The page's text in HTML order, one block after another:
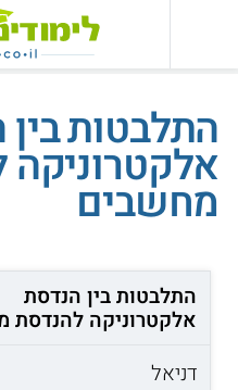
התלבטות
מחשבים
התלבטות בין הנדסת
אלקטרוניקה להנדסת
דניאל